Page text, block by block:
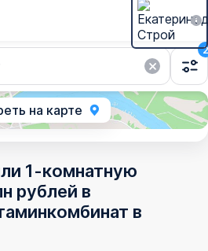
2
на карте
1-комнатную
рублей в
в